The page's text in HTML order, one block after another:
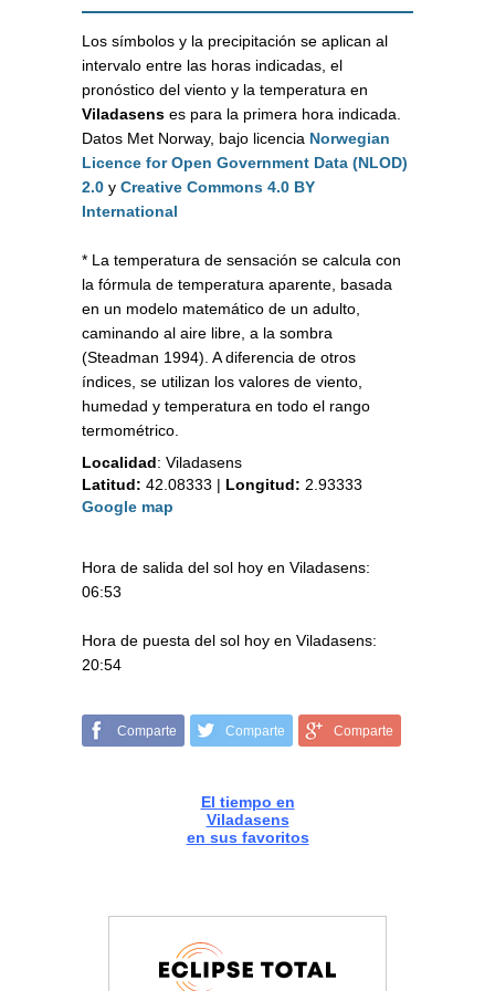
Los símbolos y la precipitación se aplican al
intervalo entre las horas indicadas, el
pronóstico del viento y la temperatura en
Viladasens es para la primera hora indicada.
Datos Met Norway, bajo licencia Norwegian
Licence for Open Government Data (NLOD)
2.0 y Creative Commons 4.0 BY
International
* La temperatura de sensación se calcula con
la fórmula de temperatura aparente, basada
en un modelo matemático de un adulto,
caminando al aire libre, a la sombra
(Steadman 1994). A diferencia de otros
índices, se utilizan los valores de viento,
humedad y temperatura en todo el rango
termométrico.
Localidad: Viladasens
Latitud: 42.08333 | Longitud: 2.93333
Google map
Hora de salida del sol hoy en Viladasens:
06:53
Hora de puesta del sol hoy en Viladasens:
20:54
Comparte Comparte Comparte
El tiempo en
Viladasens
en sus favoritos